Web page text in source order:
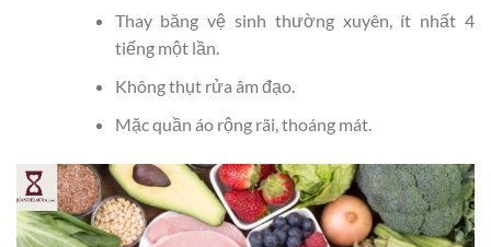
Thay băng vệ sinh thường xuyên, ít nhất 4
tiếng một lần.
Không thụt rửa âm đạo.
Mặc quần áo rộng rãi, thoáng mát.